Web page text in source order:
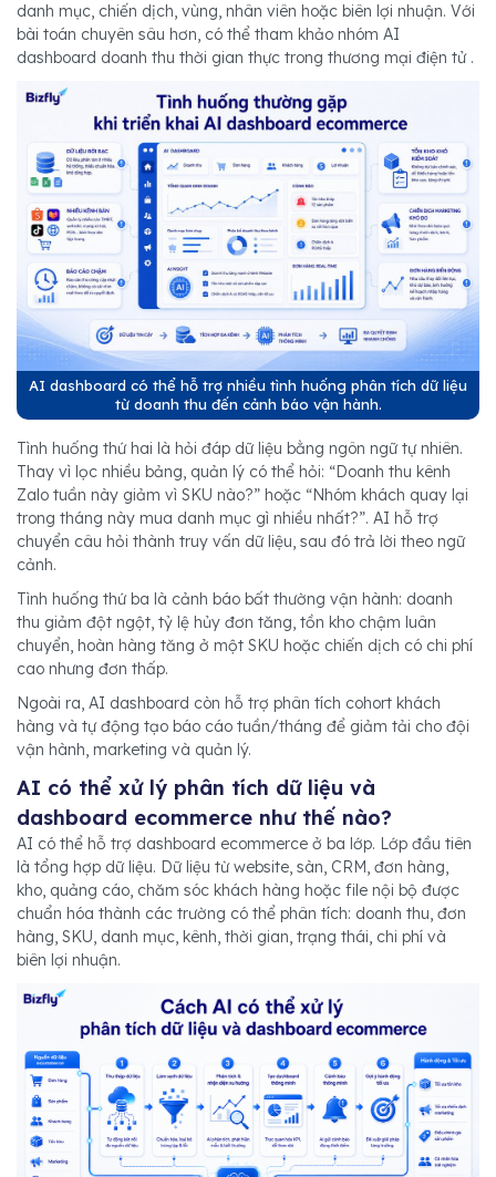
danh mục, chiến dịch, vùng, nhân viên hoặc biên lợi nhuận. Với
bài toán chuyên sâu hơn, có thể tham khảo nhóm AI
dashboard doanh thu thời gian thực trong thương mại điện tử .
AI dashboard có thể hỗ trợ nhiều tình huống phân tích dữ liệu
từ doanh thu đến cảnh báo vận hành.
Tình huống thứ hai là hỏi đáp dữ liệu bằng ngôn ngữ tự nhiên.
Thay vì lọc nhiều bảng, quản lý có thể hỏi: “Doanh thu kênh
Zalo tuần này giảm vì SKU nào?” hoặc “Nhóm khách quay lại
trong tháng này mua danh mục gì nhiều nhất?”. AI hỗ trợ
chuyển câu hỏi thành truy vấn dữ liệu, sau đó trả lời theo ngữ
cảnh.
Tình huống thứ ba là cảnh báo bất thường vận hành: doanh
thu giảm đột ngột, tỷ lệ hủy đơn tăng, tồn kho chậm luân
chuyển, hoàn hàng tăng ở một SKU hoặc chiến dịch có chi phí
cao nhưng đơn thấp.
Ngoài ra, AI dashboard còn hỗ trợ phân tích cohort khách
hàng và tự động tạo báo cáo tuần/tháng để giảm tải cho đội
vận hành, marketing và quản lý.
AI có thể xử lý phân tích dữ liệu và
dashboard ecommerce như thế nào?
AI có thể hỗ trợ dashboard ecommerce ở ba lớp. Lớp đầu tiên
là tổng hợp dữ liệu. Dữ liệu từ website, sàn, CRM, đơn hàng,
kho, quảng cáo, chăm sóc khách hàng hoặc file nội bộ được
chuẩn hóa thành các trường có thể phân tích: doanh thu, đơn
hàng, SKU, danh mục, kênh, thời gian, trạng thái, chi phí và
biên lợi nhuận.